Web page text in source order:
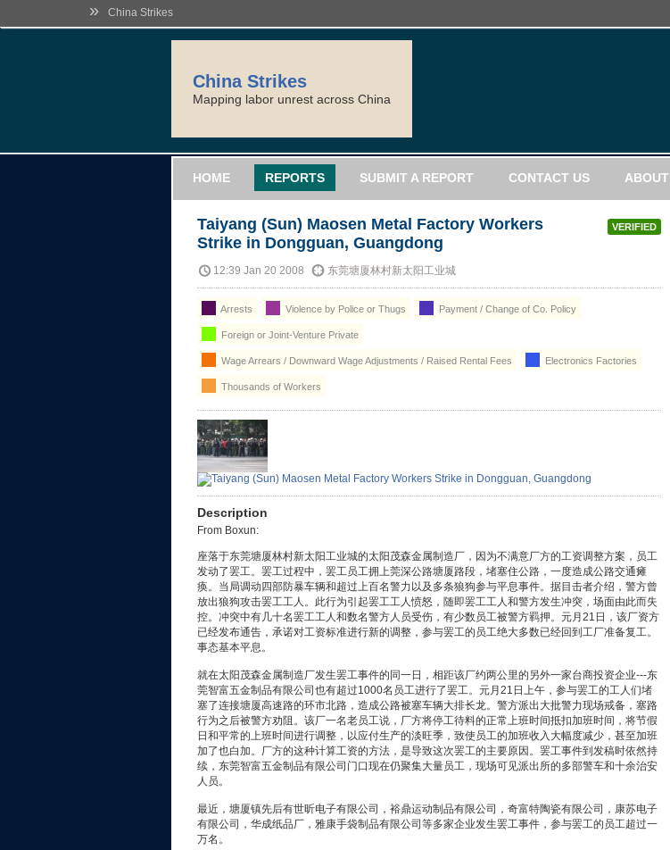
» China Strikes
China Strikes
Mapping labor unrest across China
HOME REPORTS SUBMIT A REPORT CONTACT US ABOUT
VERIFIED
Taiyang (Sun) Maosen Metal Factory Workers
Strike in Dongguan, Guangdong
12:39 Jan 20 2008 东莞塘厦林村新太阳工业城
Arrests Violence by Police or Thugs Payment / Change of Co. Policy
Foreign or Joint-Venture Private
Wage Arrears / Downward Wage Adjustments / Raised Rental Fees Electronics Factories
Thousands of Workers
Description
From Boxun:
座落于东莞塘厦林村新太阳工业城的太阳茂森金属制造厂，因为不满意厂方的工资调整方案，员工
发动了罢工。罢工过程中，罢工员工拥上莞深公路塘厦路段，堵塞住公路，一度造成公路交通瘫
痪。当局调动四部防暴车辆和超过上百名警力以及多条狼狗参与平息事件。据目击者介绍，警方曾
放出狼狗攻击罢工工人。此行为引起罢工工人愤怒，随即罢工工人和警方发生冲突，场面由此而失
控。冲突中有几十名罢工工人和数名警方人员受伤，有少数员工被警方羁押。元月21日，该厂资方
已经发布通告，承诺对工资标准进行新的调整，参与罢工的员工绝大多数已经回到工厂准备复工。
事态基本平息。
就在太阳茂森金属制造厂发生罢工事件的同一日，相距该厂约两公里的另外一家台商投资企业---东
莞智富五金制品有限公司也有超过1000名员工进行了罢工。元月21日上午，参与罢工的工人们堵
塞了连接塘厦高速路的环市北路，造成公路被塞车辆大排长龙。警方派出大批警力现场戒备，塞路
行为之后被警方劝阻。该厂一名老员工说，厂方将停工待料的正常上班时间抵扣加班时间，将节假
日和平常的上班时间进行调整，以应付生产的淡旺季，致使员工的加班收入大幅度减少，甚至加班
加了也白加。厂方的这种计算工资的方法，是导致这次罢工的主要原因。罢工事件到发稿时依然持
续，东莞智富五金制品有限公司门口现在仍聚集大量员工，现场可见派出所的多部警车和十余治安
人员。
最近，塘厦镇先后有世昕电子有限公司，裕鼎运动制品有限公司，奇富特陶瓷有限公司，康苏电子
有限公司，华成纸品厂，雅康手袋制品有限公司等多家企业发生罢工事件，参与罢工的员工超过一
万名。